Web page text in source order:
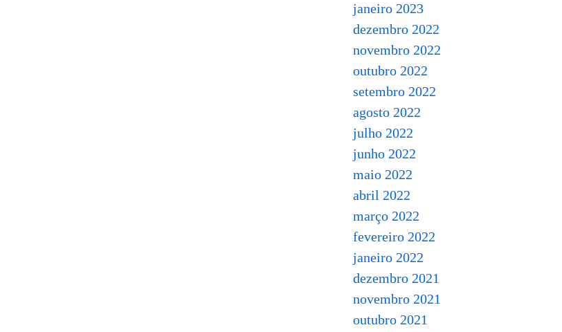
janeiro 2023
dezembro 2022
novembro 2022
outubro 2022
setembro 2022
agosto 2022
julho 2022
junho 2022
maio 2022
abril 2022
março 2022
fevereiro 2022
janeiro 2022
dezembro 2021
novembro 2021
outubro 2021